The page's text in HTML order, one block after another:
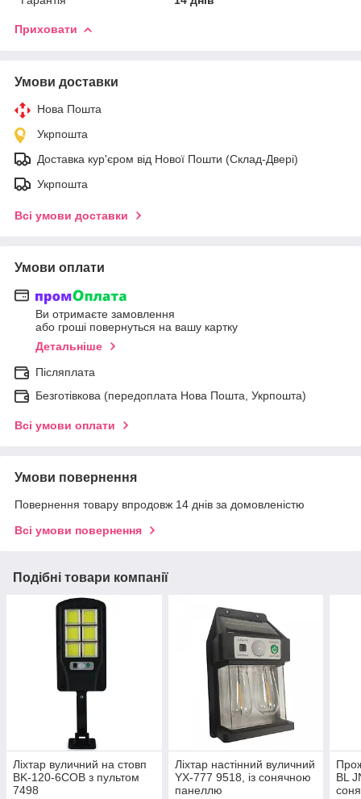
Приховати
Умови доставки
Нова Пошта
Укрпошта
Доставка кур'єром від Нової Пошти (Склад-Двері)
Укрпошта
Всі умови доставки
Умови оплати
Ви отримаєте замовлення
або гроші повернуться на вашу картку
Детальніше
Післяплата
Безготівкова (передоплата Нова Пошта, Укрпошта)
Всі умови оплати
Умови повернення
Повернення товару впродовж 14 днів за домовленістю
Всі умови повернення
Подібні товари компанії
Ліхтар вуличний на стовп
BK-120-6COB з пультом
7498
Ліхтар настінний вуличний
YX-777 9518, із сонячною
панеллю
BL